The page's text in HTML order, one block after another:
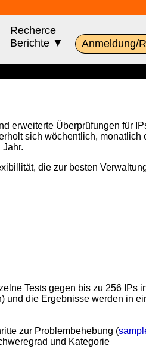
Recherce
Berichte ▼
Anmeldung/
erweiterte Überprüfungen für
sich wöchentlich, monatlich
die zur besten
Tests gegen bis zu 256 IPs
und die Ergebnisse werden in
zur Problembehebung (
und Kategorie